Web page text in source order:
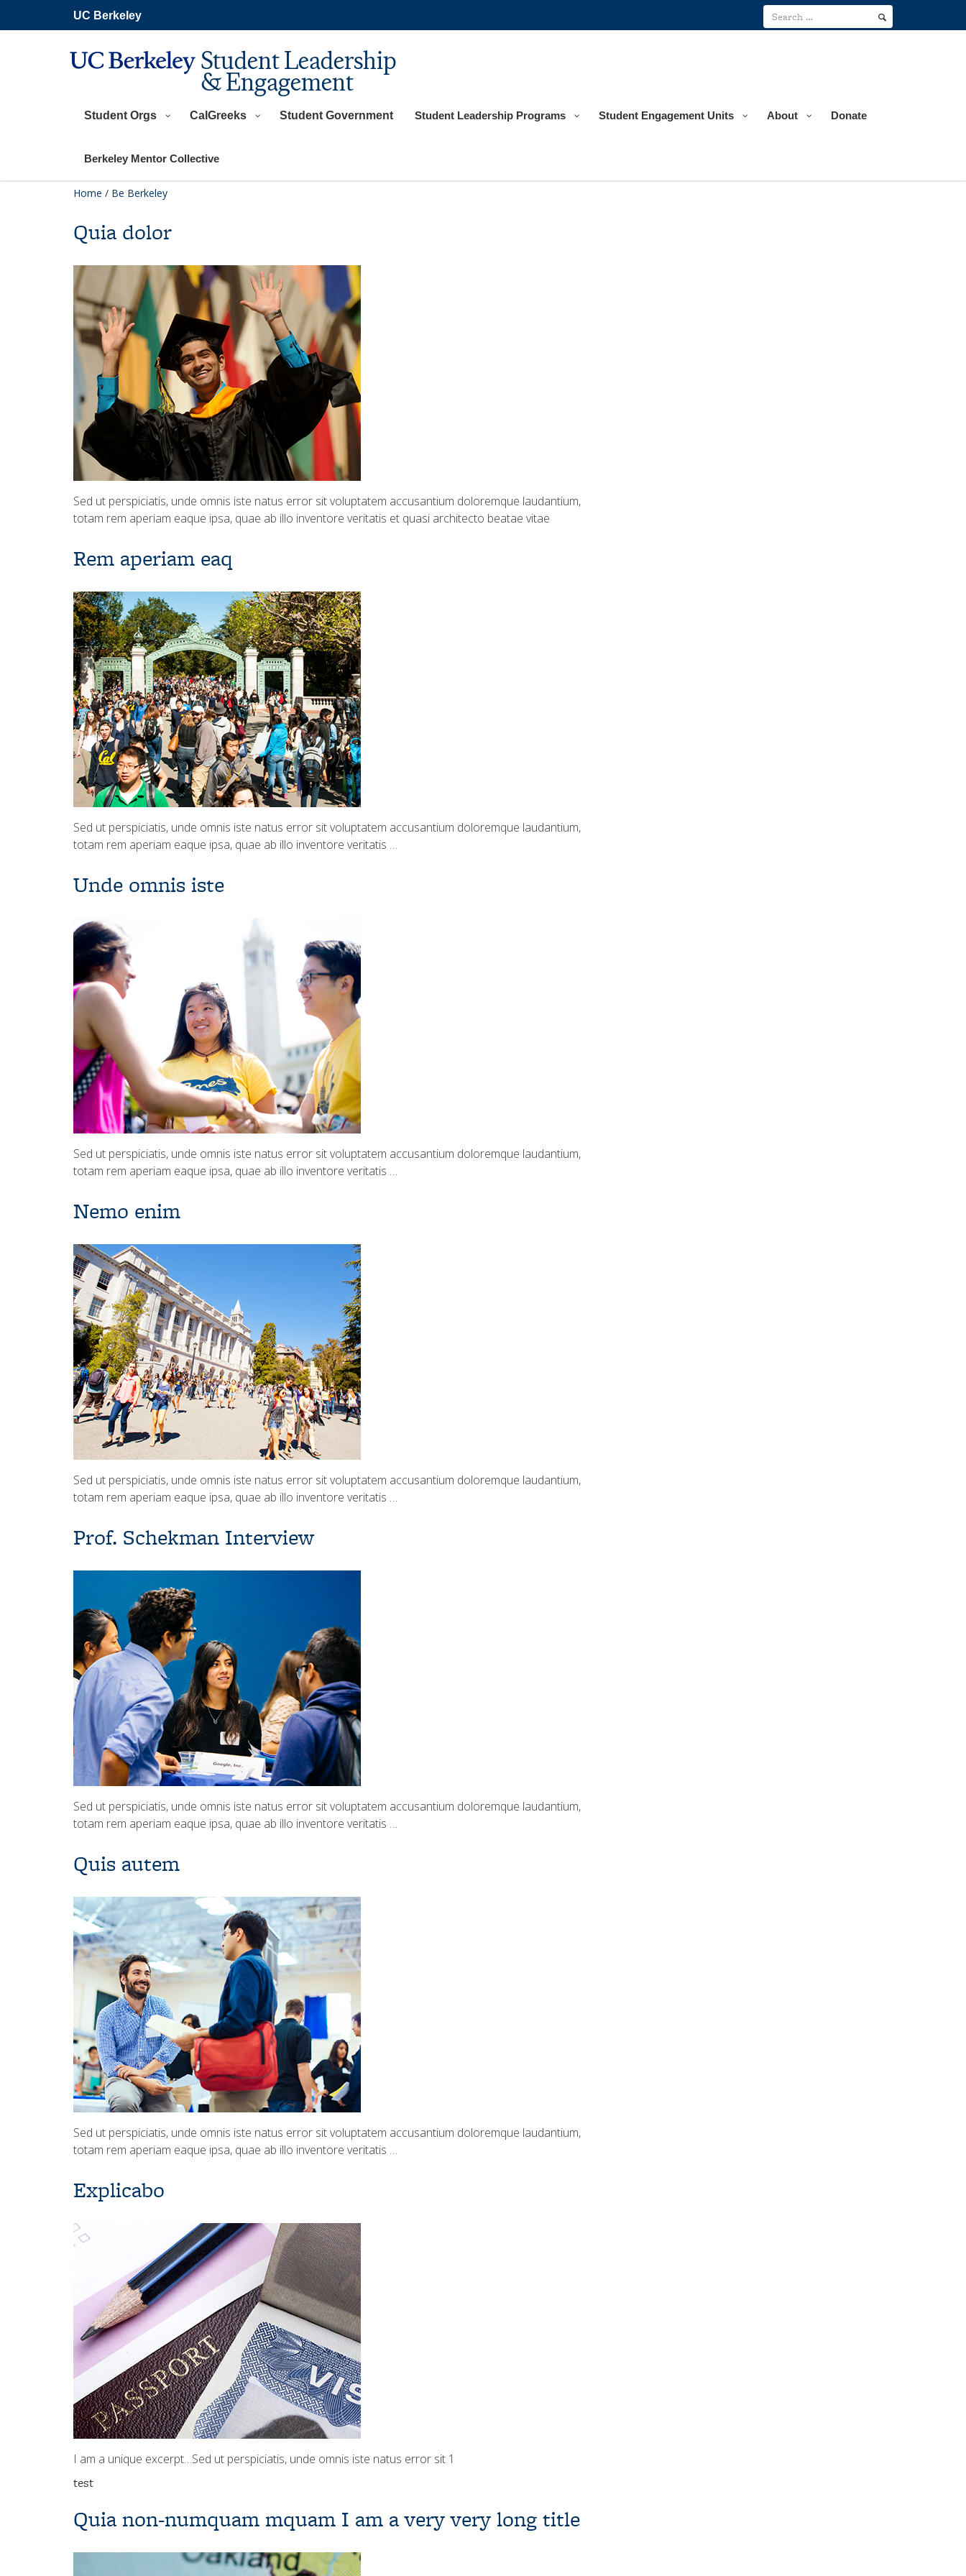
main
UC Berkeley
Student Leadership
& Engagement
Student Orgs CalGreeks Student Government Student Leadership Programs Student Engagement Units About Donate
Berkeley Mentor Collective
Home / Be Berkeley
Quia dolor
Sed ut perspiciatis, unde omnis iste natus error sit voluptatem accusantium doloremque laudantium,
totam rem aperiam eaque ipsa, quae ab illo inventore veritatis et quasi architecto beatae vitae
Rem aperiam eaq
Sed ut perspiciatis, unde omnis iste natus error sit voluptatem accusantium doloremque laudantium,
totam rem aperiam eaque ipsa, quae ab illo inventore veritatis …
Unde omnis iste
Sed ut perspiciatis, unde omnis iste natus error sit voluptatem accusantium doloremque laudantium,
totam rem aperiam eaque ipsa, quae ab illo inventore veritatis …
Nemo enim
Sed ut perspiciatis, unde omnis iste natus error sit voluptatem accusantium doloremque laudantium,
totam rem aperiam eaque ipsa, quae ab illo inventore veritatis …
Prof. Schekman Interview
Sed ut perspiciatis, unde omnis iste natus error sit voluptatem accusantium doloremque laudantium,
totam rem aperiam eaque ipsa, quae ab illo inventore veritatis …
Quis autem
Sed ut perspiciatis, unde omnis iste natus error sit voluptatem accusantium doloremque laudantium,
totam rem aperiam eaque ipsa, quae ab illo inventore veritatis …
Explicabo
I am a unique excerpt…Sed ut perspiciatis, unde omnis iste natus error sit 1
test
Quia non-numquam mquam I am a very very long title